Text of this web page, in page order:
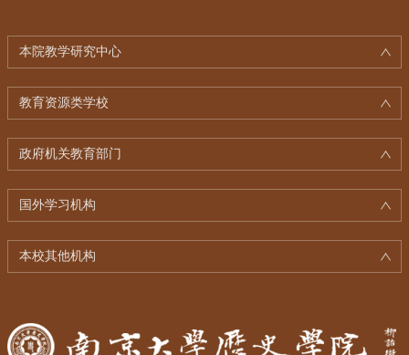
本院教学研究中心
教育资源类学校
政府机关教育部门
国外学习机构
本校其他机构